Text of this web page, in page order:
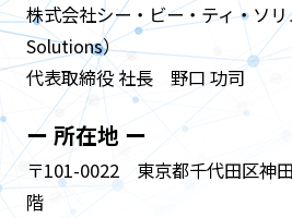
株式会社シー・ビー・ティ・ソ
Solutions）
代表取締役 社長 野口 功司
ー 所在地 ー
〒101-0022 東京都千代田区神
階